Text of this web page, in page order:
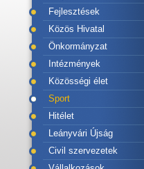
Fejlesztések
Közös Hivatal
Önkormányzat
Intézmények
Közösségi élet
Sport
Hitélet
Leányvári Újság
Civil szervezetek